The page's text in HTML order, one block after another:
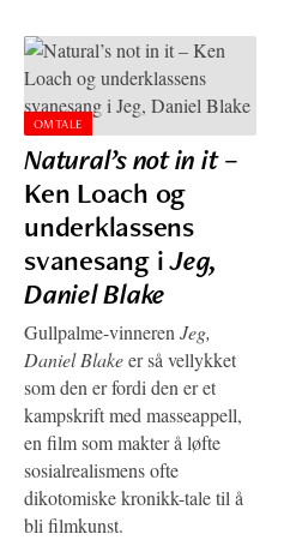
OMTALE
Natural’s not in it–
Ken Loach og
underklassens
svanesang iJeg,
Daniel Blake
Gullpalme-vinneren Jeg,
Daniel Blakeer så vellykket
som den er fordi den er et
kampskrift med masseappell,
en film som makter å løfte
sosialrealismens ofte
dikotomiske kronikk-tale til å
bli filmkunst.